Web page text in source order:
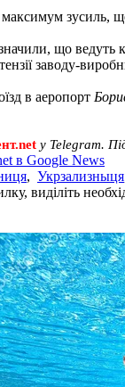
зусиль,
що ведуть
заводу-
в аеропорт
у Telegram.
в Google News
, Укрзализныця
виділіть